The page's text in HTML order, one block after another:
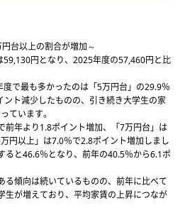
台以上の割合が増加～
円となり、2025年度の57,460円と比
で最も多かったのは「5万円台」の29.9％
ト減少したものの、引き続き大学生の家
ています。
前年より1.8ポイント増加、「7万円台」は
円以上」は7.0％で2.8ポイント増加しまし
ると46.6％となり、前年の40.5％から6.1ポ
る傾向は続いているものの、前年に比べて
生が増えており、平均家賃の上昇につなが